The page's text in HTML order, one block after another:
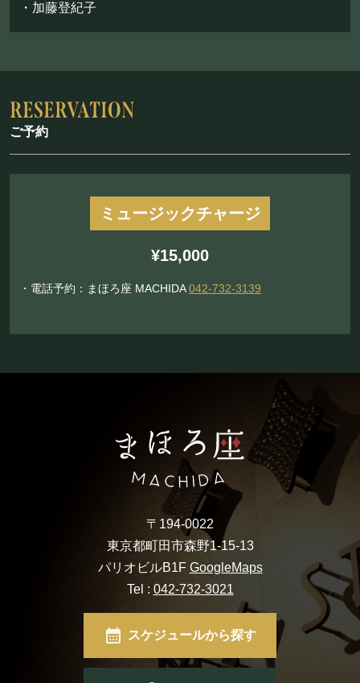
・加藤登紀子
ご予約
ミュージックチャージ
¥15,000
・電話予約：まほろ座 MACHIDA042-732-3139
〒194-0022
東京都町田市森野1-15-13
パリオビルB1F GoogleMaps
Tel : 042-732-3021
スケジュールから探す